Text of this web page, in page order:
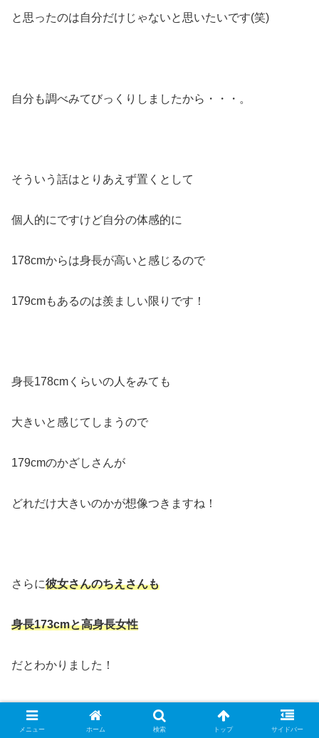
と思ったのは自分だけじゃないと思いたいです(笑)
自分も調べみてびっくりしましたから・・・。
そういう話はとりあえず置くとして
個人的にですけど自分の体感的に
178cmからは身長が高いと感じるので
179cmもあるのは羨ましい限りです！
身長178cmくらいの人をみても
大きいと感じてしまうので
179cmのかざしさんが
どれだけ大きいのかが想像つきますね！
さらに彼女さんのちえさんも
身長173cmと高身長女性
だとわかりました！
メニュー ホーム 検索 トップ サイドバー